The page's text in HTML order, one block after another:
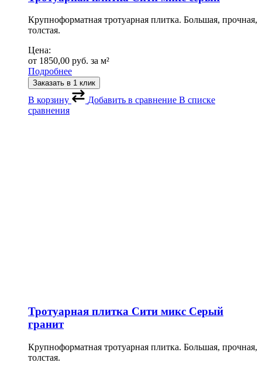
Крупноформатная тротуарная плитка. Большая, прочная,
толстая.
Цена:
от 1850,00 руб. за м²
Подробнее
Заказать в 1 клик
В корзину Добавить в сравнение В списке
сравнения
Тротуарная плитка Сити микс Серый
гранит
Крупноформатная тротуарная плитка. Большая, прочная,
толстая.